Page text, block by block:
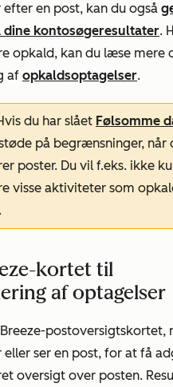
efter en post, kan du også
dine kontosøgeresultater.
opkald, kan du læse mere
af opkaldsoptagelser.
du har slået Følsomme
på begrænsninger, når
poster. Du vil f.eks. ikke
visse aktiviteter som
kortet til
af optagelser
Breeze-postoversigtskortet,
eller ser en post, for at få
oversigt over posten.